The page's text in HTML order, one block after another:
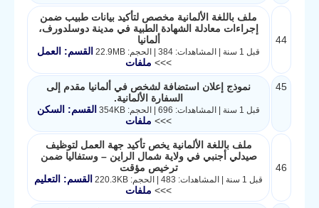
44
ملف باللغة الألمانية مخصص لتأكيد بيانات طبيب ضمن
إجراءات معادلة الشهادة الطبية في مدينة دوسلدورف،
ألمانيا
قبل 1 سنة | المشاهدات: 384 | الحجم: 22.9MB
القسم: العمل
>>> ملفات
45
نموذج إعلان استضافة لشخص في ألمانيا مقدم إلى
السفارة الألمانية.
قبل 1 سنة | المشاهدات: 696 | الحجم: 354KB
القسم: السكن
>>> ملفات
46
ملف باللغة الألمانية يخص تأكيد جهة العمل لتوظيف
صيدلي أجنبي في ولاية شمال الراين – وستفاليا ضمن
ترخيص مؤقت
قبل 1 سنة | المشاهدات: 483 | الحجم: 220.3KB
القسم: التعليم
>>> ملفات